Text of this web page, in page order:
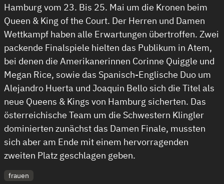
Hamburg vom 23. Bis 25. Mai um die Kronen beim
Queen & King of the Court. Der Herren und Damen
Wettkampf haben alle Erwartungen übertroffen. Zwei
packende Finalspiele hielten das Publikum in Atem,
bei denen die Amerikanerinnen Corinne Quiggle und
Megan Rice, sowie das Spanisch-Englische Duo um
Alejandro Huerta und Joaquin Bello sich die Titel als
neue Queens & Kings von Hamburg sicherten. Das
österreichische Team um die Schwestern Klingler
dominierten zunächst das Damen Finale, mussten
sich aber am Ende mit einem hervorragenden
zweiten Platz geschlagen geben.
frauen